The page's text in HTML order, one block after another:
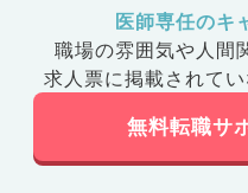
医師専任のキ
職場の雰囲気や人間
求人票に掲載されて
無料転職サ